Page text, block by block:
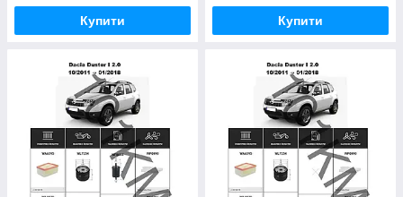
Купити Купити